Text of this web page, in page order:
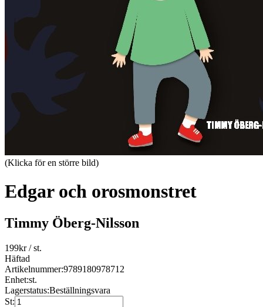
(Klicka för en större bild)
Edgar och orosmonstret
Timmy Öberg-Nilsson
199kr/ st.
Häftad
Artikelnummer:9789180978712
Enhet:st.
Lagerstatus:Beställningsvara
St: